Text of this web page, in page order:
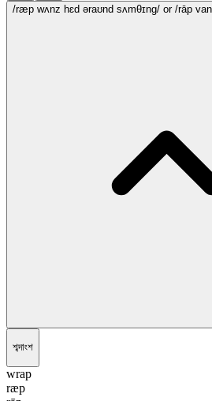
/ræp wʌnz hɛd əraʊnd sʌmθɪng/ or /rāp
শব্দাংশ
wrap
ræp